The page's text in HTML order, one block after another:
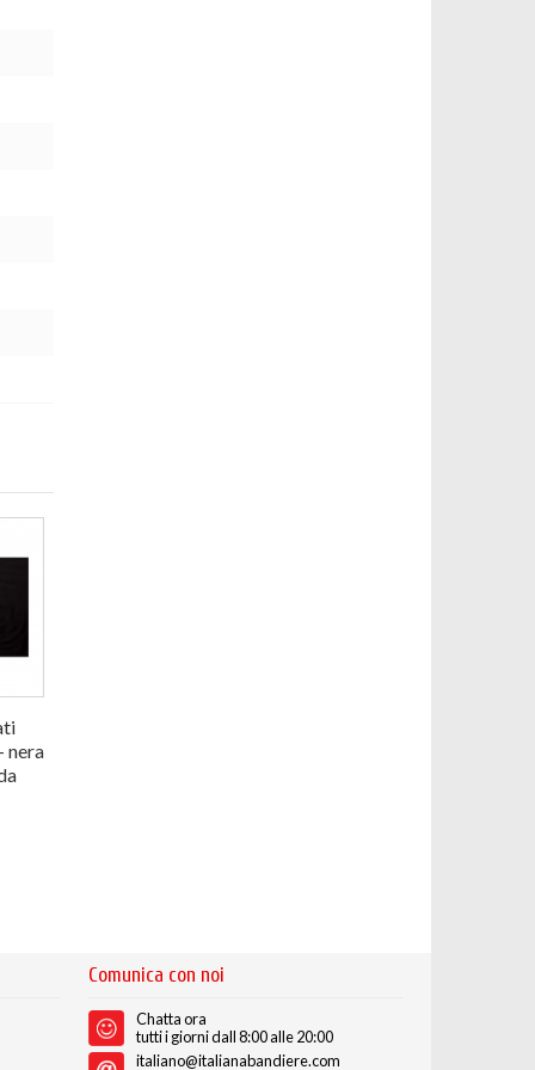
nera
Comunica con noi
Chatta ora
tutti i giorni dall 8:00 alle 20:00
italiano@italianabandiere.com